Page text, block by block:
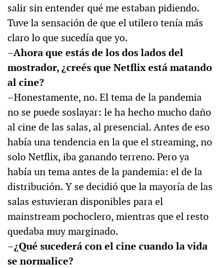
salir sin entender qué me estaban pidiendo.
Tuve la sensación de que el utilero tenía más
claro lo que sucedía que yo.
–Ahora que estás de los dos lados del
mostrador, ¿creés que Netflix está matando
al cine?
–Honestamente, no. El tema de la pandemia
no se puede soslayar: le ha hecho mucho daño
al cine de las salas, al presencial. Antes de eso
había una tendencia en la que el streaming, no
solo Netflix, iba ganando terreno. Pero ya
había un tema antes de la pandemia: el de la
distribución. Y se decidió que la mayoría de las
salas estuvieran disponibles para el
mainstream pochoclero, mientras que el resto
quedaba muy marginado.
–¿Qué sucederá con el cine cuando la vida
se normalice?